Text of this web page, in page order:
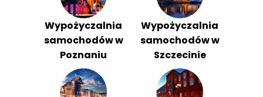
Wypożyczalnia
samochodów w
Poznaniu
Wypożyczalnia
samochodów w
Szczecinie